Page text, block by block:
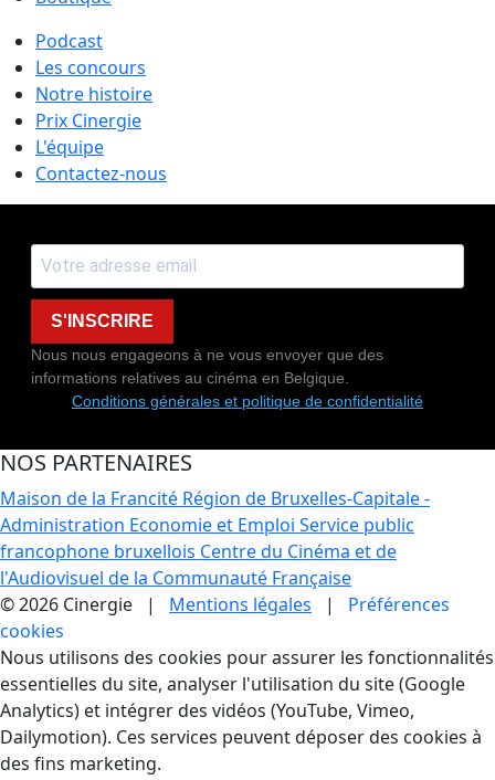
Podcast
Les concours
Notre histoire
Prix Cinergie
L'équipe
Contactez-nous
S'INSCRIRE
Nous nous engageons à ne vous envoyer que des
informations relatives au cinéma en Belgique.
Conditions générales et politique de confidentialité
NOS PARTENAIRES
Maison de la Francité Région de Bruxelles-Capitale -
Administration Economie et Emploi Service public
francophone bruxellois Centre du Cinéma et de
l'Audiovisuel de la Communauté Française
© 2026 Cinergie | Mentions légales | Préférences
cookies
Gestion des Cookies
Nous utilisons des cookies pour assurer les fonctionnalités
essentielles du site, analyser l'utilisation du site (Google
Analytics) et intégrer des vidéos (YouTube, Vimeo,
Dailymotion). Ces services peuvent déposer des cookies à
des fins marketing.